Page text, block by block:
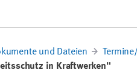
und Dateien
in Kraftwerken"